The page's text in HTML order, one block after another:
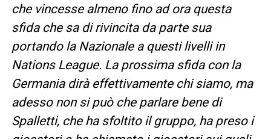
che vincesse almeno fino ad ora questa
sfida che sa di rivincita da parte sua
portando la Nazionale a questi livelli in
Nations League. La prossima sfida con la
Germania dirà effettivamente chi siamo, ma
adesso non si può che parlare bene di
Spalletti, che ha sfoltito il gruppo, ha preso i